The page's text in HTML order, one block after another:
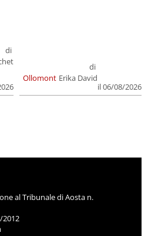
di
Ollomont
di
Erika David
il 06/08/2026
al Tribunale di Aosta n.
2012